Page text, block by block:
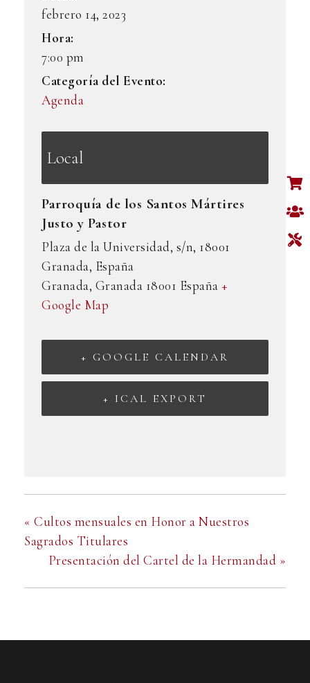
febrero 14, 2023
Hora:
7:00 pm
Categoría del Evento:
Agenda
Local
Parroquía de los Santos Mártires
Justo y Pastor
Plaza de la Universidad, s/n, 18001
Granada, España
Granada, Granada 18001 España +
Google Map
+ GOOGLE CALENDAR
+ ICAL EXPORT
« Cultos mensuales en Honor a Nuestros
Sagrados Titulares
Presentación del Cartel de la Hermandad »